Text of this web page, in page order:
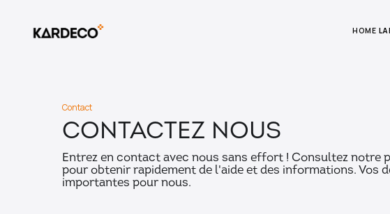
HOME
Contact
Contactez nous
Entrez en contact avec nous sans effort ! Consultez notre
pour obtenir rapidement de l'aide et des informations. Vos
importantes pour nous.